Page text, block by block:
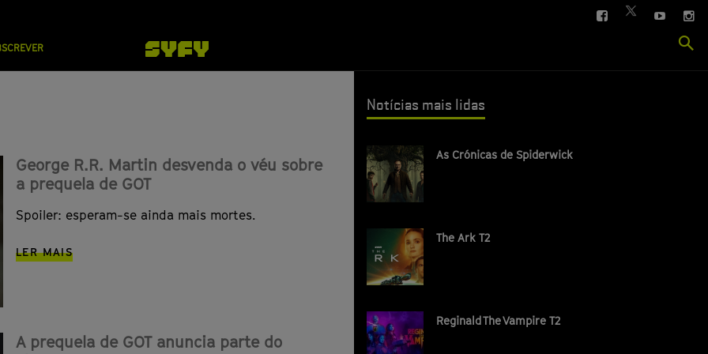
FACEBOOK
TWITTER
YOUTUBE
George R.R. Martin desvenda o véu sobre
a prequela de GOT
Spoiler: esperam-se ainda mais mortes.
LER MAIS
A prequela de GOT anuncia parte do
Notícias mais lidas
As Crónicas de Spiderwick
The Ark T2
Reginald The Vampire T2